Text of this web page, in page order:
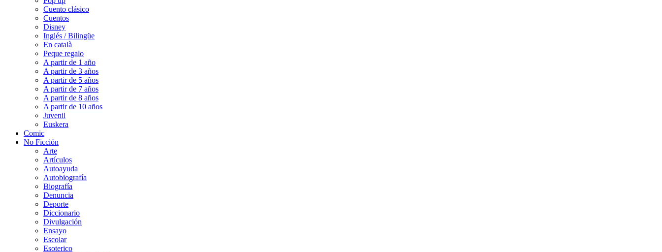
Cuento clásico
Cuentos
Disney
Inglés / Bilingüe
En català
Peque regalo
A partir de 1 año
A partir de 3 años
A partir de 5 años
A partir de 7 años
A partir de 8 años
A partir de 10 años
Juvenil
Euskera
Comic
No Ficción
Arte
Artículos
Autoayuda
Autobiografía
Biografía
Denuncia
Deporte
Diccionario
Divulgación
Ensayo
Escolar
Esoterico